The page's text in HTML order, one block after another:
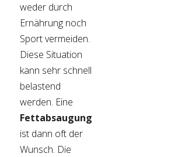
weder durch
Ernährung noch
Sport vermeiden.
Diese Situation
kann sehr schnell
belastend
werden. Eine
Fettabsaugung
ist dann oft der
Wunsch. Die